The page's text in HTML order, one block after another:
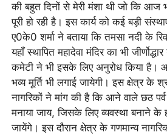
की बहुत दिनों से मेरी मंशा थी जो कि आज
पूरी हो रही है। इस कार्य को कई बड़ी
ए0के0 शर्मा ने बताया कि तमसा नदी के
यहाँ स्थापित महादेवा मंदिर का भी
कमेटी ने भी इसके लिए अनुरोध किया है।
भव्य मूर्ति भी लगाई जायेगी। इस क्षेत्र के
नागरिकों ने मांग की है कि आने वाले छठ
मनाया जाय, जिसके लिए व्यवस्था बनाने के
जायेंगे। इस दौरान क्षेत्र के गणमान्य